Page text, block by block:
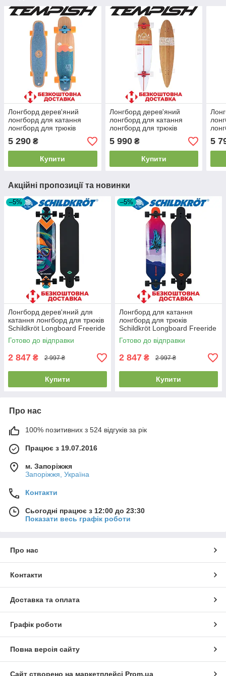
Лонгборд дерев'яний
лонгборд для катання
лонгборд для трюків
Tempish Mini Nautical
ABEC 7 78А навантаження
80 кг
5 290 ₴
Купити
Лонгборд дерев'яний
лонгборд для катання
лонгборд для трюків
Tempish Flow 42 ABEC 7
78А навантаження 100 кг
5 990₴
Купити
та
5
Акційні пропозиції та новинки
–5%
Лонгборд дерев'яний для
катання лонгборд для трюків
Schildkröt Longboard Freeride
41" Cool Chimp 2020
Готово до відправки
2 847 ₴ 2 997 ₴
Купити
–5%
Лонгборд для катання
лонгборд для трюків
Schildkröt Longboard Freeride
41" God Feather 2020v
навантаження 100 кг
Готово до відправки
2 847 ₴ 2 997 ₴
Купити
Про нас
100% позитивних з 524 відгуків за рік
Працює з 19.07.2016
м. Запоріжжя
Запоріжжя, Україна
Контакти
Сьогодні працює з 12:00 до 23:30
Показати весь графік роботи
Про нас
Контакти
Доставка та оплата
Графік роботи
Повна версія сайту
Сайт створено на маркетплейсі Prom.ua